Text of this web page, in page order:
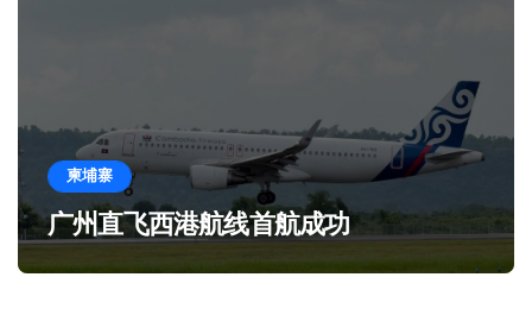
柬埔寨
广州直飞西港航线首航成功